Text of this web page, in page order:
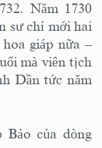
Năm 1730
sư chỉ mới hai
giáp nữa –
mà viên tịch
Dần tức năm